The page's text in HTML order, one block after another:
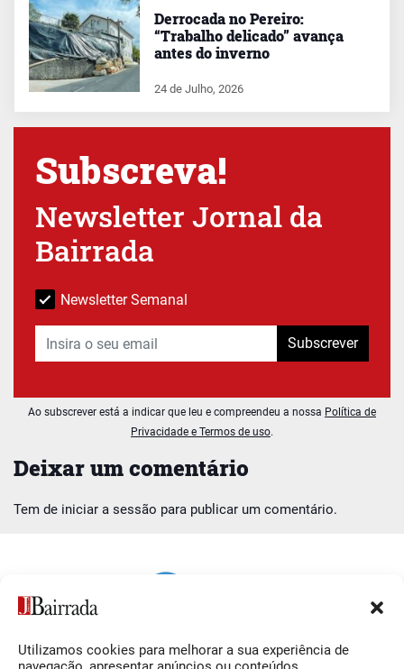
Utilizamos cookies para melhorar a sua experiência de
Deixar um comentário
Tem de iniciar a sessão para publicar um comentário.
Derrocada no Pereiro:
“Trabalho delicado” avança
antes do inverno
24 de Julho, 2026
Subscreva!
Newsletter Jornal da
Bairrada
Newsletter Semanal
Subscrever
Ao subscrever está a indicar que leu e compreendeu a nossa Política de
Privacidade e Termos de uso.
Siga-nos O Jornal da Bairrada